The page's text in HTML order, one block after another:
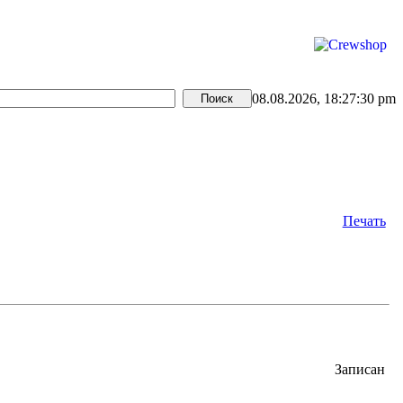
08.08.2026, 18:27:30 pm
Печать
Записан